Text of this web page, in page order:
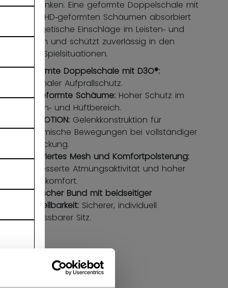
einzuschränken. Eine geformte Doppelschale mit
D3O® und HD‑geformten Schäumen absorbiert
hochenergetische Einschläge im Leisten‑ und
Hüftbereich und schützt zuverlässig in den
härtesten Spielsituationen.
Geformte Doppelschale mit D3O®:
Maximaler Aufprallschutz.
HD‑geformte Schäume: Hoher Schutz im
Leisten‑ und Hüftbereich.
FLEXMOTION: Gelenkkonstruktion für
dynamische Bewegungen bei vollständiger
Abdeckung.
Perforiertes Mesh und Komfortpolsterung:
Verbesserte Atmungsaktivität und hoher
Tragekomfort.
Elastischer Bund mit beidseitiger
Verstellbarkeit: Sicherer, individuell
anpassbarer Sitz.